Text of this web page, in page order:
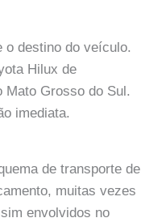
o destino do veículo.
Hilux de
Mato Grosso do Sul.
imediata.
de transporte de
muitas vezes
envolvidos no